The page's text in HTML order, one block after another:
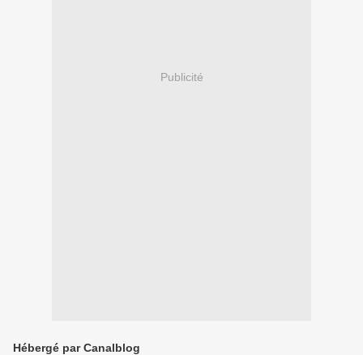
Publicité
Hébergé par Canalblog